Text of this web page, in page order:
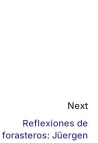
Reflexiones de
Denker y Ok-Hi Park